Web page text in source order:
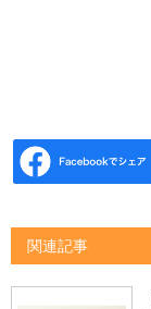
関連記事